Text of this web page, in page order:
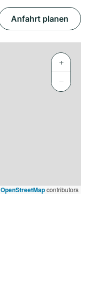
Anfahrt planen
+
−
OpenStreetMapcontributors